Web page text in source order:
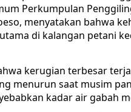
Perkumpulan
menyatakan bahwa
di kalangan petani
kerugian terbesar
menurun saat musim
kadar air gabah